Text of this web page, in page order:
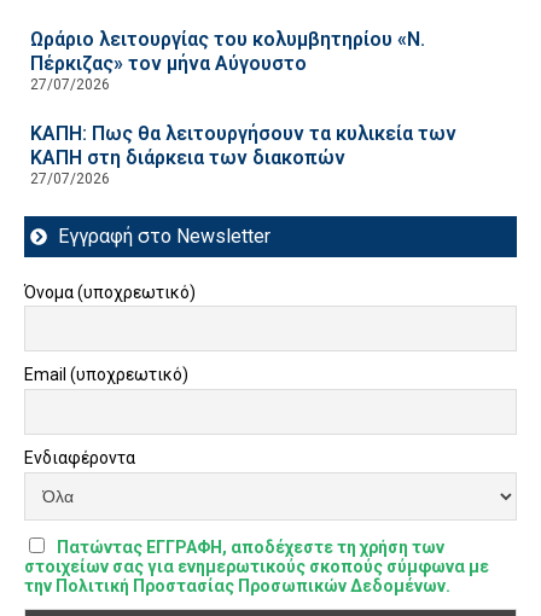
Ωράριο λειτουργίας του κολυμβητηρίου «Ν.
Πέρκιζας» τον μήνα Αύγουστο
27/07/2026
ΚΑΠΗ: Πως θα λειτουργήσουν τα κυλικεία των
ΚΑΠΗ στη διάρκεια των διακοπών
27/07/2026
Εγγραφή στο Newsletter
Όνομα (υποχρεωτικό)
Email (υποχρεωτικό)
Ενδιαφέροντα
Πατώντας ΕΓΓΡΑΦΗ, αποδέχεστε τη χρήση των
στοιχείων σας για ενημερωτικούς σκοπούς σύμφωνα με
την Πολιτική Προστασίας Προσωπικών Δεδομένων.